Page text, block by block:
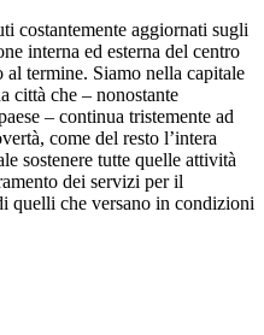
costantemente aggiornati sugli
interna ed esterna del centro
al termine. Siamo nella capitale
città che – nonostante
– continua tristemente ad
come del resto l’intera
sostenere tutte quelle attività
dei servizi per il
quelli che versano in condizioni